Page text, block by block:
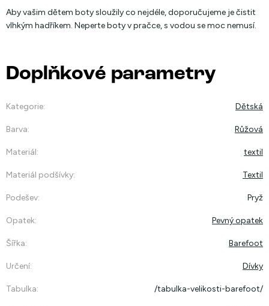
Aby vašim dětem boty sloužily co nejdéle, doporučujeme je čistit
vlhkým hadříkem. Neperte boty v pračce, s vodou se moc nemusí.
Doplňkové parametry
Kategorie: Dětská
Barva: Růžová
Materiál: textil
Materiál podšívky: Textil
Podešev: Pryž
Opatek: Pevný opatek
Šířka: Barefoot
Určení: Dívky
Tabulka: /tabulka-velikosti-barefoot/